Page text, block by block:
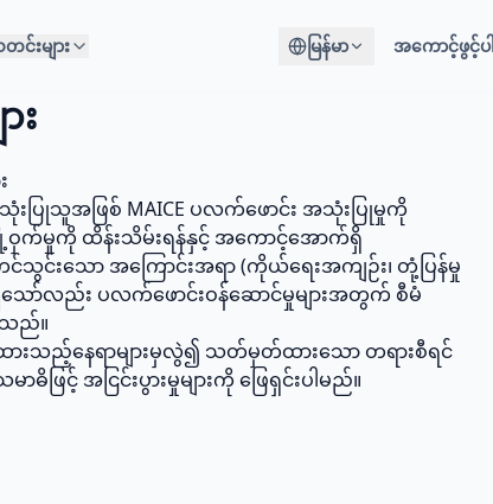
င်းများ မြန်မာ အကောင့်ဖွင့်ပါ
း
ပြုသူအဖြစ် MAICE ပလက်ဖောင်း အသုံးပြုမှုကို
က်မှုကို ထိန်းသိမ်းရန်နှင့် အကောင့်အောက်ရှိ
းသော အကြောင်းအရာ (ကိုယ်ရေးအကျဉ်း၊ တုံ့ပြန်မှု
သော်လည်း ပလက်ဖောင်းဝန်ဆောင်မှုများအတွက် စီမံ
သည်။
ထားသည့်နေရာများမှလွဲ၍ သတ်မှတ်ထားသော တရားစီရင်
င့် အငြင်းပွားမှုများကို ဖြေရှင်းပါမည်။